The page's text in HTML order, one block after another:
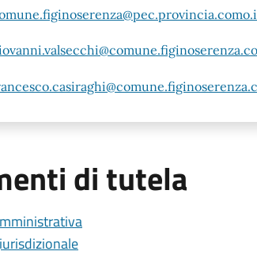
di tutela